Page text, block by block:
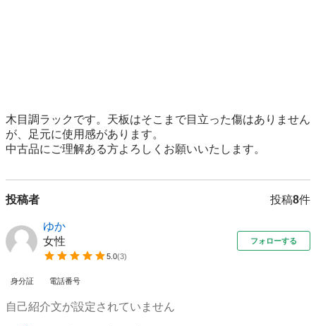
木目調ラックです。天板はそこまで目立った傷はありません
が、足元に使用感があります。
中古品にご理解ある方よろしくお願いいたします。
投稿者 投稿8件
ゆか
女性
5.0(3)
フォローする
身分証 電話番号
自己紹介文が設定されていません